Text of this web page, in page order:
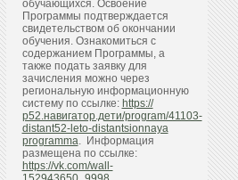
обучающихся. Освоение
Программы подтверждается
свидетельством об окончании
обучения. Ознакомиться с
содержанием Программы, а
также подать заявку для
зачисления можно через
региональную информационную
систему по ссылке: https://
р52.навигатор.дети/program/41103-
distant52-leto-distantsionnaya
programma. Информация
размещена по ссылке:
https://vk.com/wall-